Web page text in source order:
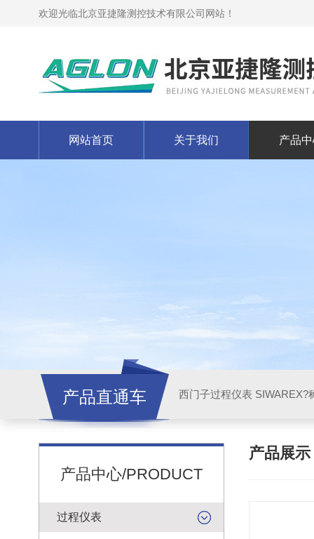
欢迎光临北京亚捷隆测控技术有限公司网站！
网站首页 关于我们 产品
产品直通车 西门子过程仪表 SIWAREX?
产品中心/PRODUCT
过程仪表
产品展示